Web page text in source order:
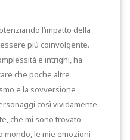
l’impatto della
più coinvolgente.
e intrighi, ha
che poche altre
e la sovversione
così vividamente
che mi sono trovato
mondo, le mie emozioni